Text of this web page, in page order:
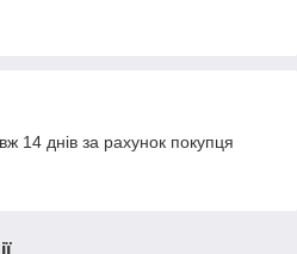
14 днів за рахунок покупця